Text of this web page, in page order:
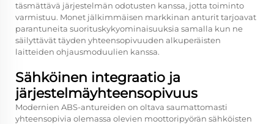
täsmättävä järjestelmän odotusten kanssa, jotta toiminto
varmistuu. Monet jälkimmäisen markkinan anturit tarjoavat
parantuneita suorituskykyominaisuuksia samalla kun ne
säilyttävät täyden yhteensopivuuden alkuperäisten
laitteiden ohjausmoduulien kanssa.
Sähköinen integraatio ja
järjestelmäyhteensopivuus
Modernien ABS-antureiden on oltava saumattomasti
yhteensopivia olemassa olevien moottoripyörän sähköisten